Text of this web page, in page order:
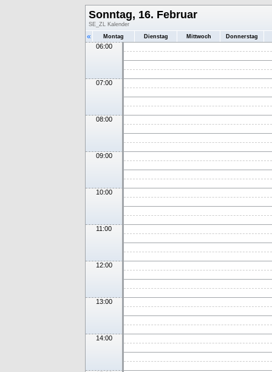
Sonntag, 16. Februar
SE_ZL Kalender
« Montag Dienstag Mittwoch Donnerstag
06:00
07:00
08:00
09:00
10:00
11:00
12:00
13:00
14:00